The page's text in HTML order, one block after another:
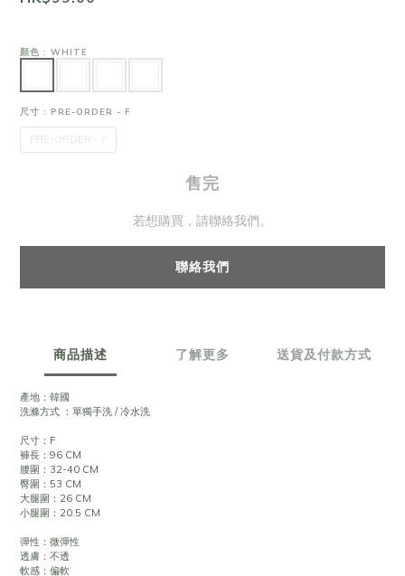
顏色 : WHITE
尺寸 : PRE-ORDER - F
PRE-ORDER - F
售完
若想購買，請聯絡我們。
聯絡我們
商品描述 了解更多 送貨及付款方式
產地：韓國
洗滌方式 ：單獨手洗 / 冷水洗
尺寸：F
褲長：96 CM
腰圍：32-40 CM
臀圍：53 CM
大腿圍：26 CM
小腿圍：20.5 CM
彈性：微彈性
透膚：不透
軟感：偏軟